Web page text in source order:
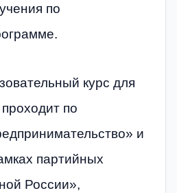
по
курс для
по
и
партийных
России»,